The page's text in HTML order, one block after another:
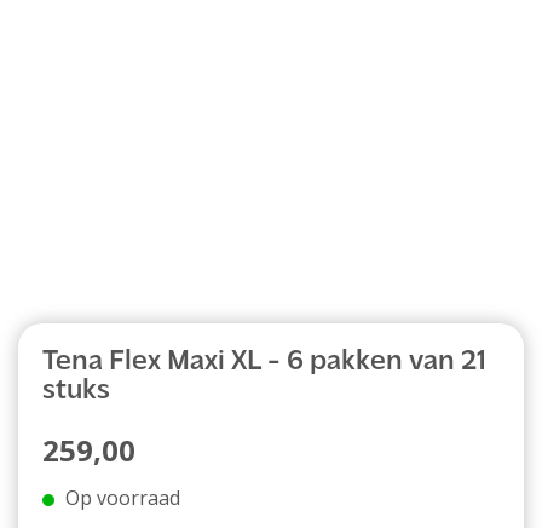
Tena Flex Maxi XL - 6 pakken van 21
stuks
259,00
Op voorraad